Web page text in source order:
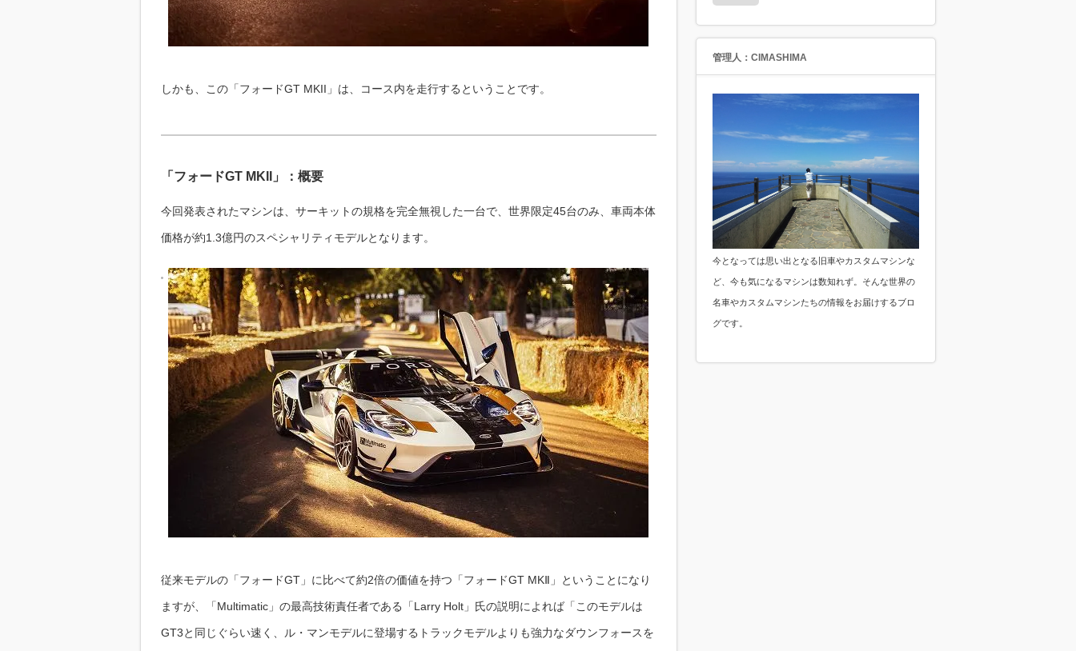
しかも、この「フォードGT MKII」は、コース内を走行するということです。
「フォードGT MKII」：概要
今回発表されたマシンは、サーキットの規格を完全無視した一台で、世界限定45台のみ、車両本体
価格が約1.3億円のスペシャリティモデルとなります。
従来モデルの「フォードGT」に比べて約2倍の価値を持つ「フォードGT MKⅡ」ということになり
ますが、「Multimatic」の最高技術責任者である「Larry Holt」氏の説明によれば「このモデルは
GT3と同じぐらい速く、ル・マンモデルに登場するトラックモデルよりも強力なダウンフォースを
管理人：CIMASHIMA
今となっては思い出となる旧車やカスタムマシンな
ど、今も気になるマシンは数知れず。そんな世界の
名車やカスタムマシンたちの情報をお届けするブロ
グです。